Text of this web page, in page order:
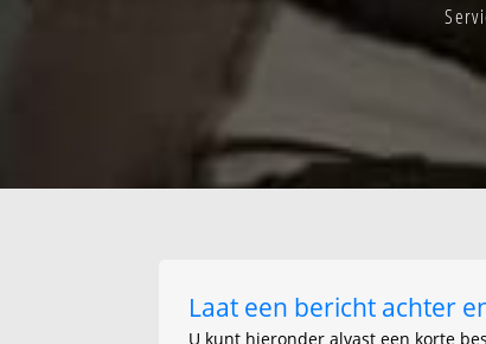
Jan
Kleine
Laat een bericht achter
U kunt hieronder alvast een korte